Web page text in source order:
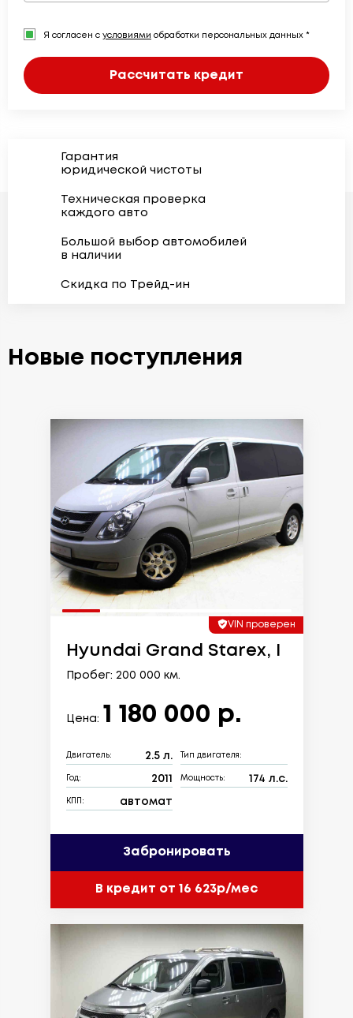
Я согласен с условиями обработки персональных данных *
Рассчитать кредит
Гарантия
юридической чистоты
Техническая проверка
каждого авто
Большой выбор автомобилей
в наличии
Скидка по Трейд-ин
Новые поступления
VIN проверен
Hyundai Grand Starex, I
Пробег: 200 000 км.
Цена: 1 180 000 р.
Двигатель: 2.5 л. Тип двигателя:
Год: 2011 Мощность: 174 л.с.
КПП: автомат
Забронировать
В кредит от 16 623р/мес